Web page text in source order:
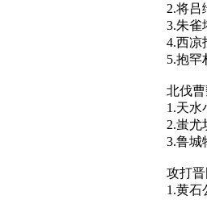
2.将吕
3.朱雀
4.西凉
5.抱罕
北伐
1.天水
2.蚩尤
3.鲁城
攻打晋
1.黄石